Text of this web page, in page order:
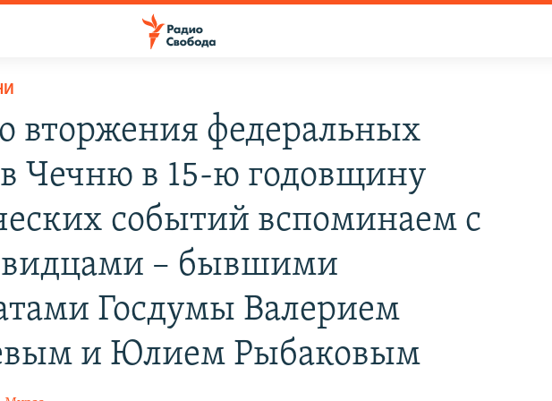
вторжения федеральных
Чечню в 15-ю годовщину
событий вспоминаем с
– бывшими
Госдумы Валерием
и Юлием Рыбаковым